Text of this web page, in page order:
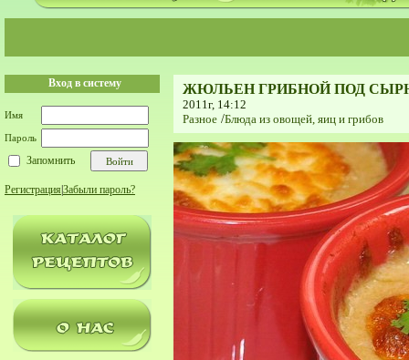
Вход в систему
Имя
Пароль
Запомнить
Регистрация Забыли пароль?
ЖЮЛЬЕН ГРИБНОЙ ПОД
2011г, 14:12
Разное /Блюда из овощей, яиц и грибов